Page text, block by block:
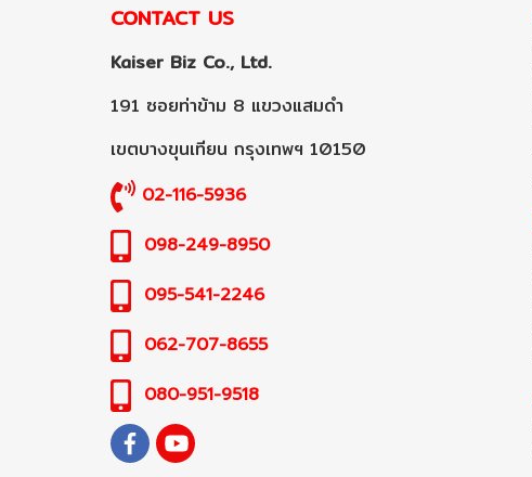
CONTACT US
Kaiser Biz Co., Ltd.
191 ซอยท่าข้าม 8 แขวงแสมดำ
เขตบางขุนเทียน กรุงเทพฯ 10150
02-116-5936
098-249-8950
095-541-2246
062-707-8655
080-951-9518